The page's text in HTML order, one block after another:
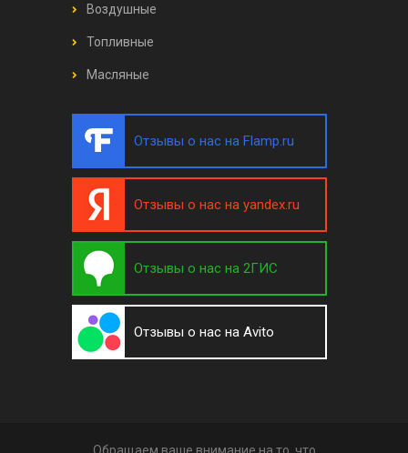
Воздушные
Топливные
Масляные
Отзывы о нас на Flamp.ru
Отзывы о нас на yandex.ru
Отзывы о нас на 2ГИС
Отзывы о нас на Avito